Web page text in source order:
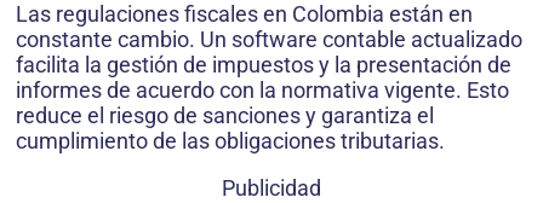
Las regulaciones fiscales en Colombia están en
constante cambio. Un software contable actualizado
facilita la gestión de impuestos y la presentación de
informes de acuerdo con la normativa vigente. Esto
reduce el riesgo de sanciones y garantiza el
cumplimiento de las obligaciones tributarias.
Publicidad